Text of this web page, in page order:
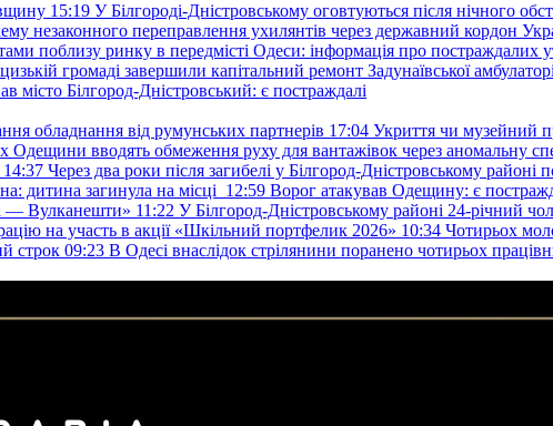
15:19 У Білгороді-Дністровському оговтуються після нічного
незаконного переправлення ухилянтів через державний кордон
поблизу ринку в передмісті Одеси: інформація про
громаді завершили капітальний ремонт Задунаївської
місто Білгород-Дністровський: є постраждалі
обладнання від румунських партнерів 17:04 Укриття чи музейний
Одещини вводять обмеження руху для вантажівок через аномальну
14:37 Через два роки після загибелі у Білгород-Дністровському районі
дитина загинула на місці 12:59 Ворог атакував Одещину: є
— Вулканешти» 11:22 У Білгород-Дністровському районі 24-річний
на участь в акції «Шкільний портфелик 2026» 10:34 Чотирьох
строк 09:23 В Одесі внаслідок стрілянини поранено чотирьох